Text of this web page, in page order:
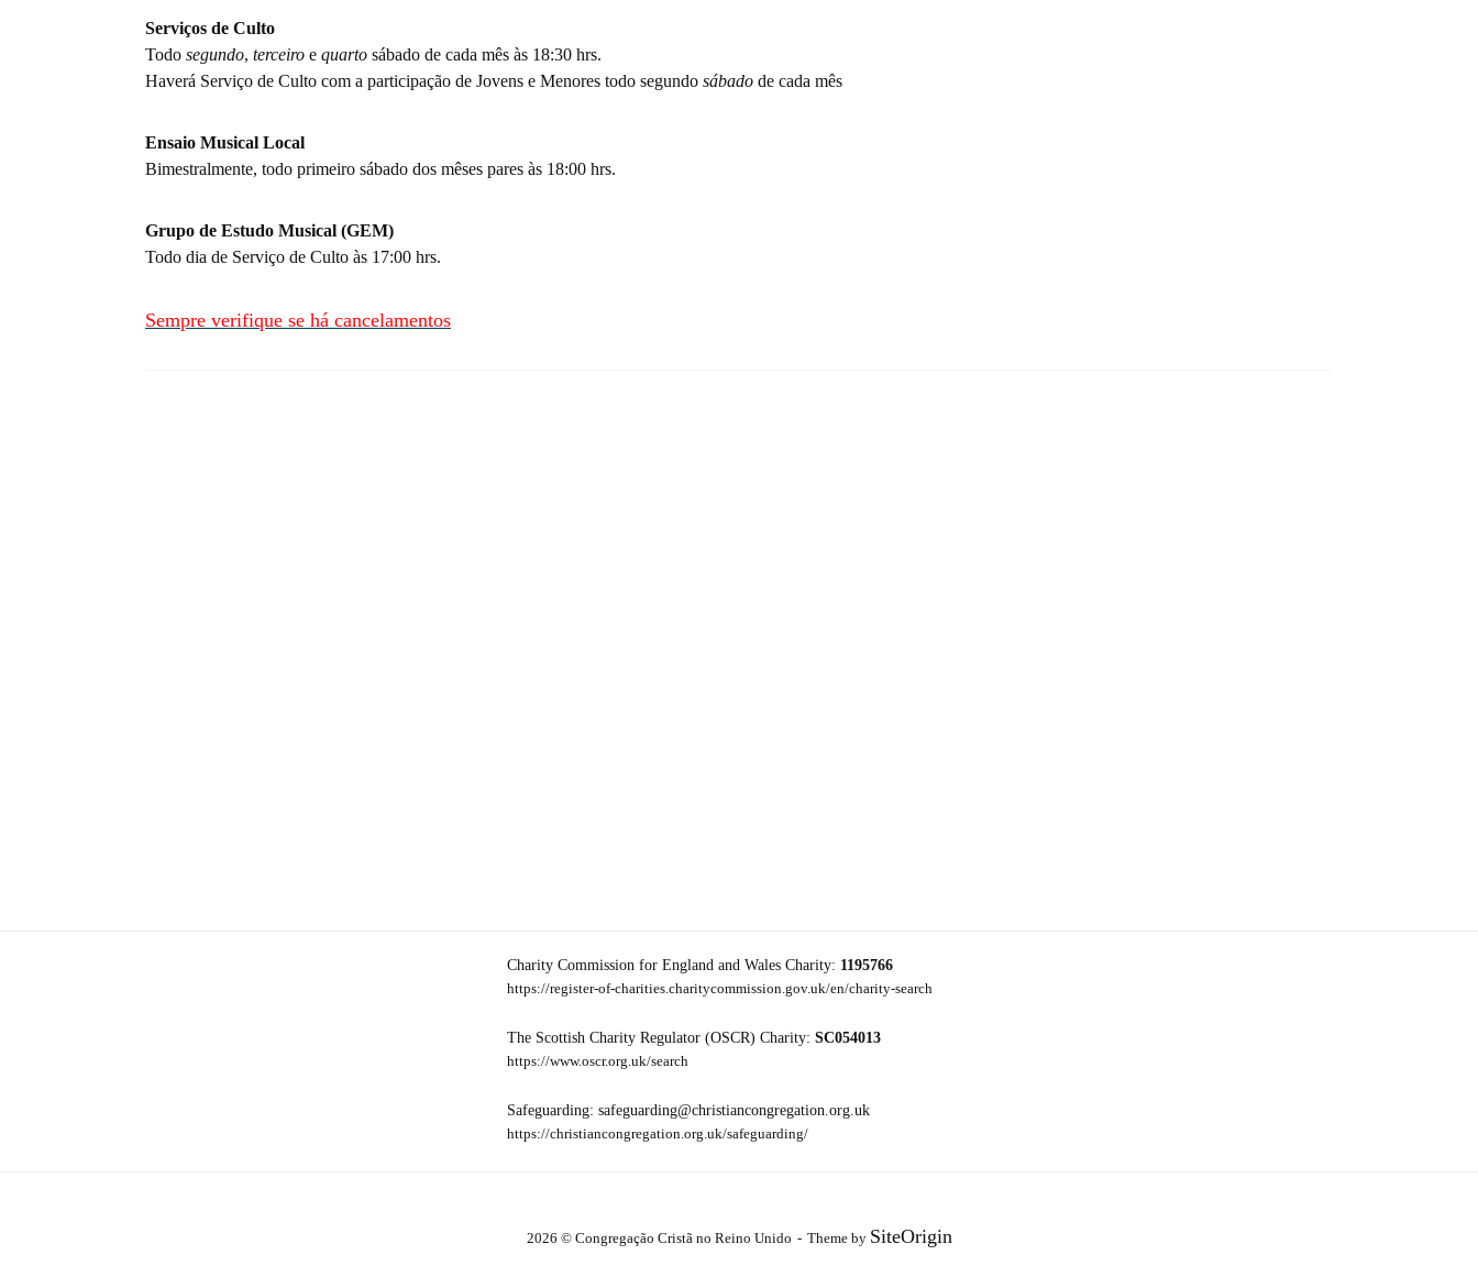
Serviços de Culto
Todo segundo, terceiro e quarto sábado de cada mês às 18:30 hrs.
Haverá Serviço de Culto com a participação de Jovens e Menores todo segundo sábado de cada mês
Ensaio Musical Local
Bimestralmente, todo primeiro sábado dos mêses pares às 18:00 hrs.
Grupo de Estudo Musical (GEM)
Todo dia de Serviço de Culto às 17:00 hrs.
Sempre verifique se há cancelamentos
Charity Commission for England and Wales Charity: 1195766
https://register-of-charities.charitycommission.gov.uk/en/charity-search
The Scottish Charity Regulator (OSCR) Charity:SC054013
https://www.oscr.org.uk/search
Safeguarding: safeguarding@christiancongregation.org.uk
https://christiancongregation.org.uk/safeguarding/
2026 © Congregação Cristã no Reino Unido Theme by SiteOrigin